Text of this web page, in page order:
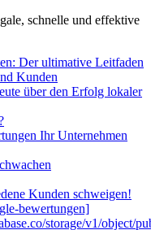
schnelle und effektive
Der ultimative Leitfaden
Kunden
über den Erfolg lokaler
Ihr Unternehmen
Kunden schweigen!
bewertungen]
storage/v1/object/